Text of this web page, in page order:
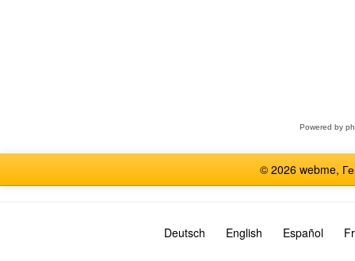
Powered by
© 2026 webme,
Deutsch English Español